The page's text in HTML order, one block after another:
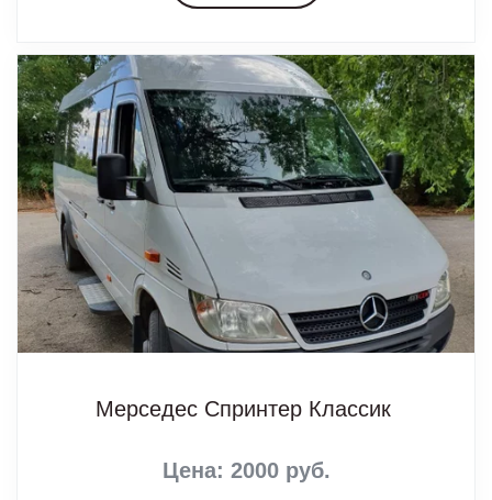
Мерседес Спринтер Классик
Цена: 2000 руб.